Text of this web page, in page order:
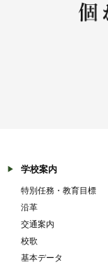
学校案内
特別任務・教育目標
沿革
交通案内
校歌
基本データ